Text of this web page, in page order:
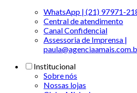
WhatsApp | (21) 97971-
Central de atendimento
Canal Confidencial
Assessoria de Imprensa |
Institucional
Sobre nós
Nossas lojas